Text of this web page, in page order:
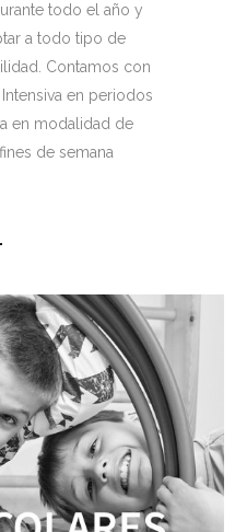
todo el año y
a todo tipo de
Contamos con
en periodos
en modalidad de
de semana